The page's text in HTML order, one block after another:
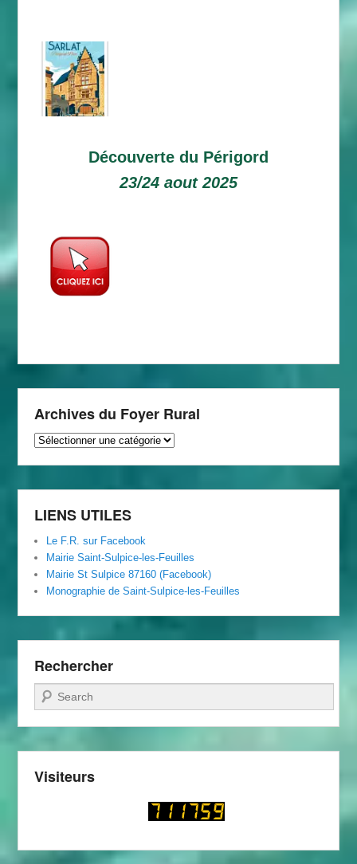
Découverte du Périgord
23/24 aout 2025
Archives du Foyer Rural
Archives
Rural
LIENS UTILES
Le F.R. sur Facebook
Mairie Saint-Sulpice-les-Feuilles
Mairie St Sulpice 87160 (Facebook)
Monographie de Saint-Sulpice-les-Feuilles
Rechercher
Recherche
Visiteurs